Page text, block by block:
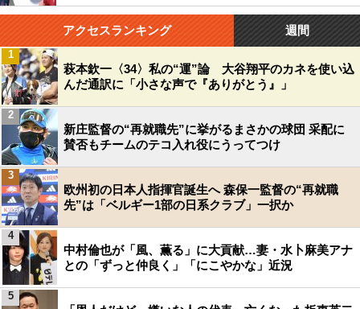
アクセスランキング 週間
萩本欽一〈34〉私の“運”論 大谷翔平のカネを使い込
んだ通訳に「小さな声で『ありがとう』」
1
新庄監督の“再就職先”に挙がるまさかの球団 采配に
賛否もチームのテコ入れ役にうってつけ
2
欧州初の日本人指揮官誕生へ 森保一監督の“再就職
先”は「ベルギー1部の日系クラブ」一択か
3
中村倫也が「風、薫る」に大貢献…妻・水卜麻美アナ
との「ずっと仲良く」「にこやかな」近況
4
5